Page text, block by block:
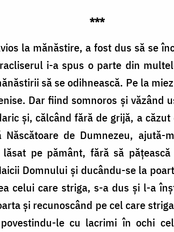
***
la mănăstire, a fost dus să se
i-a spus o parte din
să se odihnească. Pe la
Dar fiind somnoros și văzând
și, călcând fără de grijă, a
Născătoare de Dumnezeu,
pe pământ, fără să
Domnului și ducându-se la
celui care striga, s-a dus și l-a
și recunoscând pe cel care
le cu lacrimi în ochi